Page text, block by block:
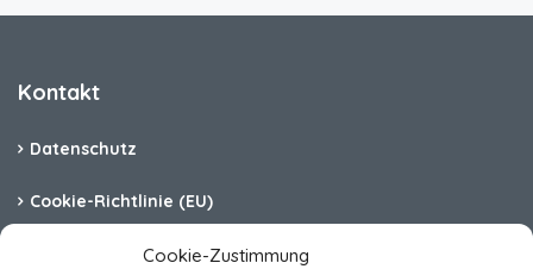
Cookie-Zustimmung
Kontakt
Datenschutz
Cookie-Richtlinie (EU)
Barrierefreiheit